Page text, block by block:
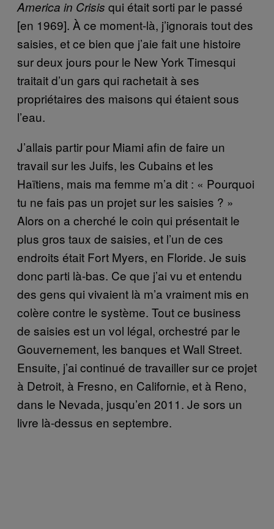
America in Crisis qui était sorti par le passé
[en 1969]. À ce moment-là, j’ignorais tout des
saisies, et ce bien que j’aie fait une histoire
sur deux jours pour le New York Timesqui
traitait d’un gars qui rachetait à ses
propriétaires des maisons qui étaient sous
l’eau.
J’allais partir pour Miami afin de faire un
travail sur les Juifs, les Cubains et les
Haïtiens, mais ma femme m’a dit : « Pourquoi
tu ne fais pas un projet sur les saisies ? »
Alors on a cherché le coin qui présentait le
plus gros taux de saisies, et l’un de ces
endroits était Fort Myers, en Floride. Je suis
donc parti là-bas. Ce que j’ai vu et entendu
des gens qui vivaient là m’a vraiment mis en
colère contre le système. Tout ce business
de saisies est un vol légal, orchestré par le
Gouvernement, les banques et Wall Street.
Ensuite, j’ai continué de travailler sur ce projet
à Detroit, à Fresno, en Californie, et à Reno,
dans le Nevada, jusqu’en 2011. Je sors un
livre là-dessus en septembre.